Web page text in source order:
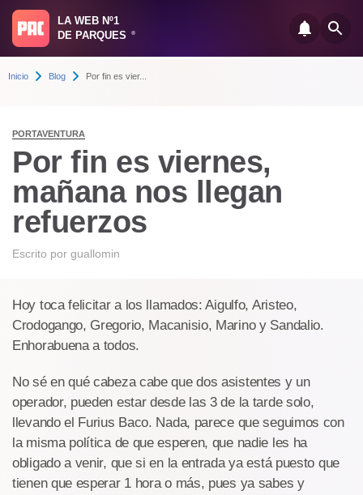
LA WEB Nº1
DE PARQUES
®
Inicio Blog Por fin es vier...
PORTAVENTURA
Por fin es viernes,
mañana nos llegan
refuerzos
Escrito por guallomin
Hoy toca felicitar a los llamados: Aigulfo, Aristeo,
Crodogango, Gregorio, Macanisio, Marino y Sandalio.
Enhorabuena a todos.
No sé en qué cabeza cabe que dos asistentes y un
operador, pueden estar desde las 3 de la tarde solo,
llevando el Furius Baco. Nada, parece que seguimos con
la misma política de que esperen, que nadie les ha
obligado a venir, que si en la entrada ya está puesto que
tienen que esperar 1 hora o más, pues ya sabes y